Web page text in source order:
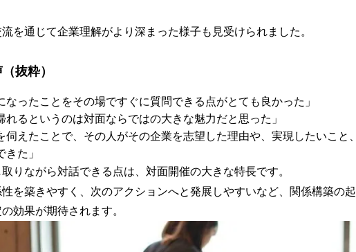
を通じて企業理解がより深まった様子も見受けられました。
抜粋）
なったことをその場ですぐに質問できる点がとても良かった」
れるというのは対面ならではの大きな魅力だと思った」
伺えたことで、その人がその企業を志望した理由や、実現したいこと、
た」
りながら対話できる点は、対面開催の大きな特長です。
を築きやすく、次のアクションへと発展しやすいなど、関係構築の起
効果が期待されます。